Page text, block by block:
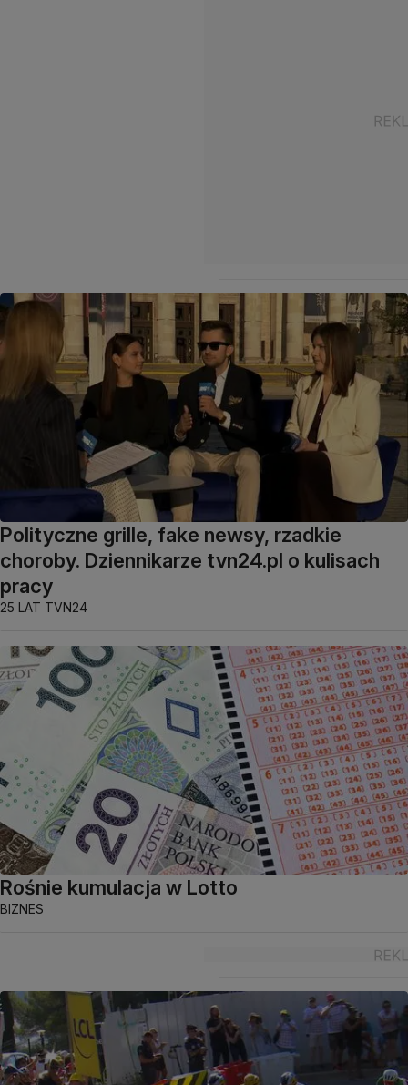
Polityczne grille, fake newsy, rzadkie
choroby. Dziennikarze tvn24.pl o kulisach
pracy
25 LAT TVN24
Rośnie kumulacja w Lotto
BIZNES